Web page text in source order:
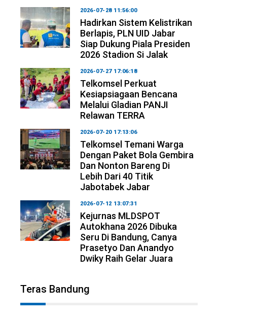
2026-07-28 11:56:00
Hadirkan Sistem Kelistrikan
Berlapis, PLN UID Jabar
Siap Dukung Piala Presiden
2026 Stadion Si Jalak
2026-07-27 17:06:18
Telkomsel Perkuat
Kesiapsiagaan Bencana
Melalui Gladian PANJI
Relawan TERRA
2026-07-20 17:13:06
Telkomsel Temani Warga
Dengan Paket Bola Gembira
Dan Nonton Bareng Di
Lebih Dari 40 Titik
Jabotabek Jabar
2026-07-12 13:07:31
Kejurnas MLDSPOT
Autokhana 2026 Dibuka
Seru Di Bandung, Canya
Prasetyo Dan Anandyo
Dwiky Raih Gelar Juara
Teras Bandung